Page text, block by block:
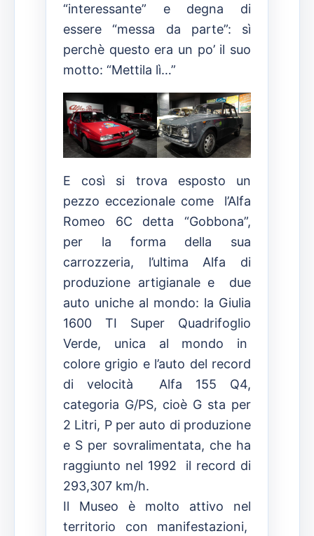
“interessante” e degna di
essere “messa da parte”: sì
perchè questo era un po’ il suo
motto: “Mettila lì…”
E così si trova esposto un
pezzo eccezionale come l’Alfa
Romeo 6C detta “Gobbona”,
per la forma della sua
carrozzeria, l’ultima Alfa di
produzione artigianale e due
auto uniche al mondo: la Giulia
1600 TI Super Quadrifoglio
Verde, unica al mondo in
colore grigio e l’auto del record
di velocità Alfa 155 Q4,
categoria G/PS, cioè G sta per
2 Litri, P per auto di produzione
e S per sovralimentata, che ha
raggiunto nel 1992 il record di
293,307 km/h.
Il Museo è molto attivo nel
territorio con manifestazioni,